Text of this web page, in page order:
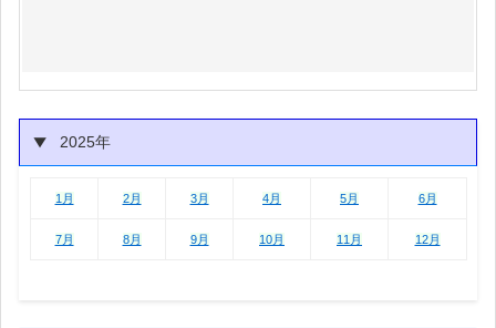
2025年
1月 2月 3月 4月 5月 6月
7月 8月 9月 10月 11月 12月